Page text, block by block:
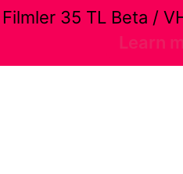
35 TL Beta /
Learn